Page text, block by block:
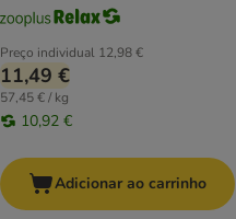
Preço individual 12,98 €
11,49 €
57,45 € / kg
10,92 €
Adicionar ao carrinho